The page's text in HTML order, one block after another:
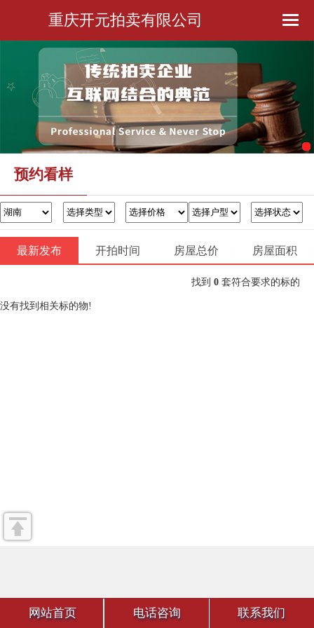
公司简介
预约看样
办证过户
联系我们
重庆开元拍卖有限公司
预约看样
最新发布 开拍时间 房屋总价 房屋面积
找到 0 套符合要求的标的
没有找到相关标的物!
网站首页 电话咨询 联系我们